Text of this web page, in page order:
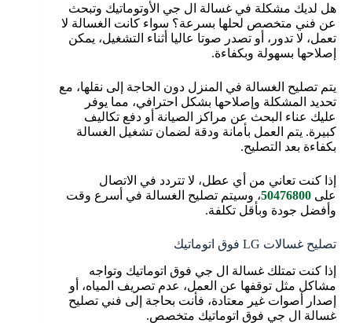
هل لديك مشكلة في غسالة ال جي الأوتوماتيك وتبحث
عن فني متخصص لحلها بسرعة؟ سواء كانت الغسالة لا
تعمل، لا تدور، أو تصدر صوتا عاليا أثناء التشغيل، يمكن
إصلاحها بسهولة وبكفاءة.
يتم تصليح الغسالة في المنزل دون الحاجة إلى نقلها، مع
تحديد المشكلة وإصلاحها بشكل احترافي، مما يوفر
عليك عناء البحث عن مراكز الصيانة أو دفع تكاليف
كبيرة. يتم العمل بأمانة ودقة لضمان تشغيل الغسالة
بكفاءة بعد التصليح.
إذا كنت تعاني من أي عطل، لا تتردد في الاتصال
على 50476800، وسيتم تصليح الغسالة في أسرع وقت
وأفضل جودة وبأقل تكلفة.
تصليح غسالات LG فوق اتوماتيك
إذا كنت تمتلك غسالة ال جي فوق اتوماتيك وتواجه
مشاكل مثل توقفها عن العمل، عدم تصريف المياه، أو
إصدار أصوات غير معتادة، فأنت بحاجة إلى فني تصليح
غسالة ال جي فوق اتوماتيك متخصص.